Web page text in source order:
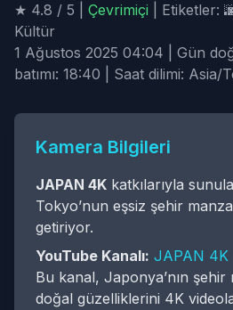
★ 4.8 / 5 | Çevrimiçi | Etiketler:
Kültür
1 Ağustos 2025 04:04 | Gün
batımı: 18:40 | Saat dilimi:
Kamera Bilgileri
JAPAN 4K katkılarıyla
Tokyo’nun eşsiz şehir
getiriyor.
YouTube Kanalı: JAPAN 4K
Bu kanal, Japonya’nın şehir
doğal güzelliklerini 4K